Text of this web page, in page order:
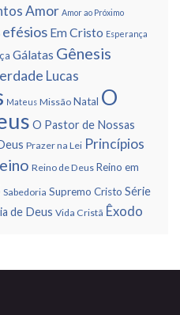
Amor Amor ao Próximo
efésios Em Cristo Esperança
Gálatas Gênesis
Lucas
Mateus Missão Natal O
O Pastor de Nossas
Prazer na Lei Princí­pios
Reino de Deus Reino em
Sabedoria Supremo Cristo Série
de Deus Vida Cristã Êxodo